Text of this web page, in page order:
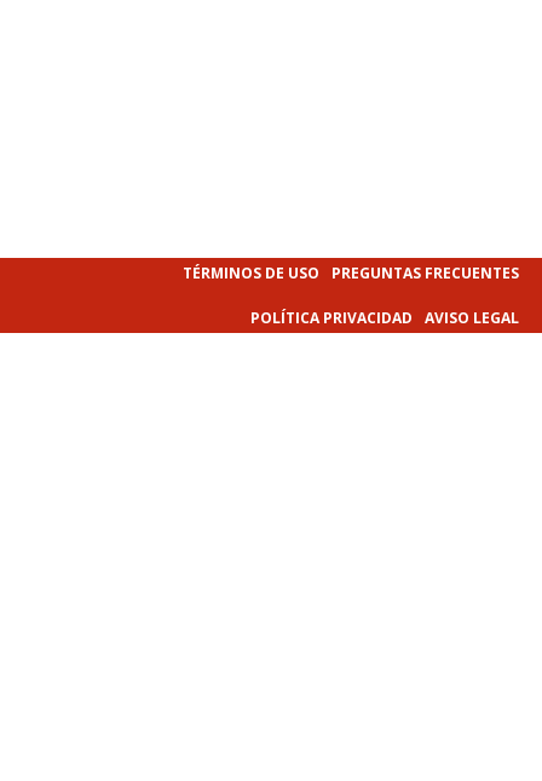
TÉRMINOS DE USO PREGUNTAS FRECUENTES
POLÍTICA PRIVACIDAD AVISO LEGAL